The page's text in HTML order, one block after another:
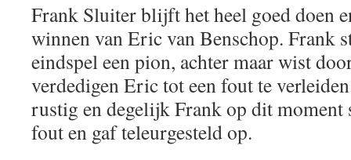
Frank Sluiter blijft het heel goed doen
winnen van Eric van Benschop. Frank
eindspel een pion, achter maar wist
verdedigen Eric tot een fout te
rustig en degelijk Frank op dit moment
fout en gaf teleurgesteld op.